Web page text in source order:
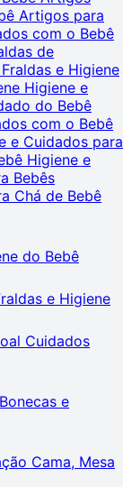
Artigos para
com o Bebê
de
Fraldas e Higiene
Higiene e
do Bebê
com o Bebê
e Cuidados para
Higiene e
Bebês
Chá de Bebê
do Bebê
e Higiene
Cuidados
Bonecas e
Cama, Mesa